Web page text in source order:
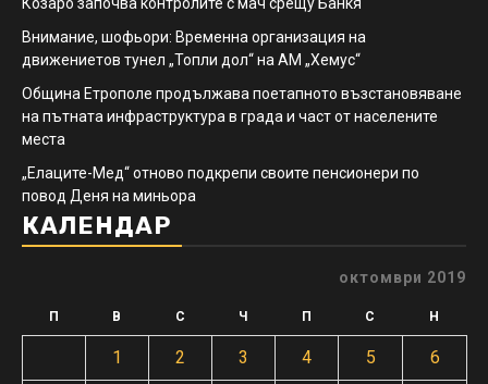
Внимание, шофьори: Временна организация на
движениетов тунел „Топли дол“ на АМ „Хемус“
Община Етрополе продължава поетапното възстановяване
на пътната инфраструктура в града и част от населените
места
„Елаците-Мед“ отново подкрепи своите пенсионери по
повод Деня на миньора
КАЛЕНДАР
октомври 2019
П В С Ч П С Н
1 2 3 4 5 6